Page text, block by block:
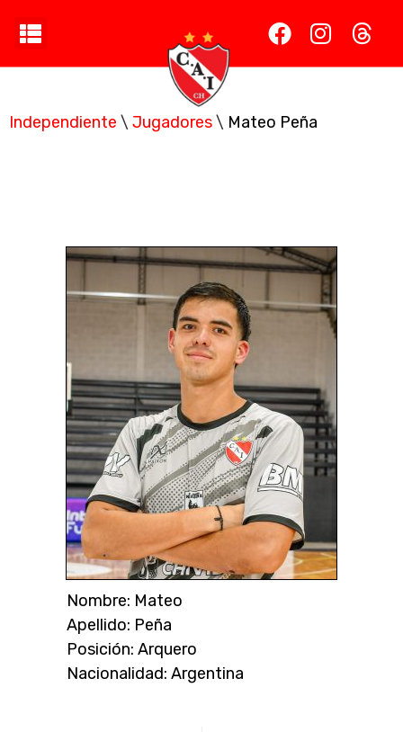
Independiente \ Jugadores\ Mateo Peña
Nombre: Mateo
Apellido: Peña
Posición: Arquero
Nacionalidad: Argentina